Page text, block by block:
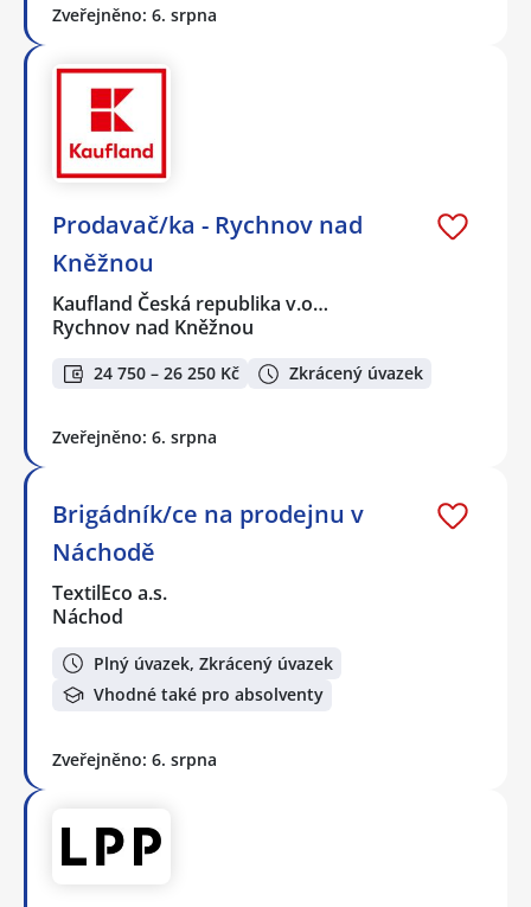
Zveřejněno: 6. srpna
Prodavač/ka - Rychnov nad
Kněžnou
Kaufland Česká republika v.o…
Rychnov nad Kněžnou
24 750 – 26 250 Kč Zkrácený úvazek
Zveřejněno: 6. srpna
Brigádník/ce na prodejnu v
Náchodě
TextilEco a.s.
Náchod
Plný úvazek, Zkrácený úvazek
Vhodné také pro absolventy
Zveřejněno: 6. srpna